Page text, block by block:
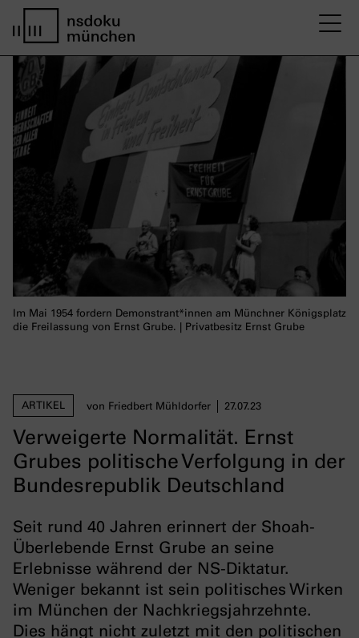
Im Mai 1954 fordern Demonstrant*innen am Münchner Königsplatz
die Freilassung von Ernst Grube. | Privatbesitz Ernst Grube
ARTIKEL von Friedbert Mühldorfer 27.07.23
Verweigerte Normalität. Ernst
Grubes politische Verfolgung in der
Bundesrepublik Deutschland
Seit rund 40 Jahren erinnert der Shoah-
Überlebende Ernst Grube an seine
Erlebnisse während der NS-Diktatur.
Weniger bekannt ist sein politisches Wirken
im München der Nachkriegsjahrzehnte.
Dies hängt nicht zuletzt mit den politischen